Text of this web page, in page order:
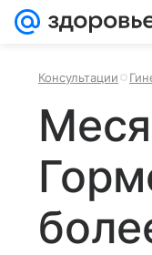
Консультации